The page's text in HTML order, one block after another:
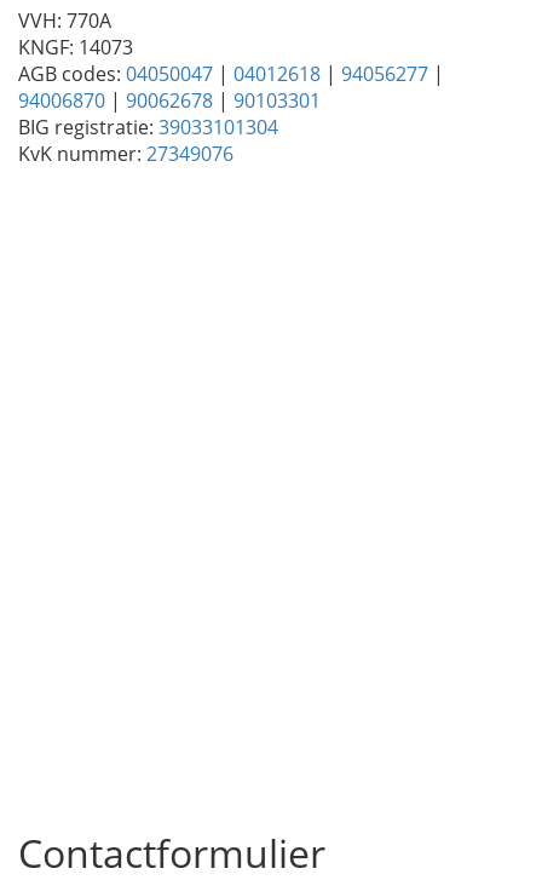
VVH: 770A
KNGF: 14073
AGB codes: 04050047 | 04012618 | 94056277 |
94006870 | 90062678 | 90103301
BIG registratie: 39033101304
KvK nummer: 27349076
Contactformulier